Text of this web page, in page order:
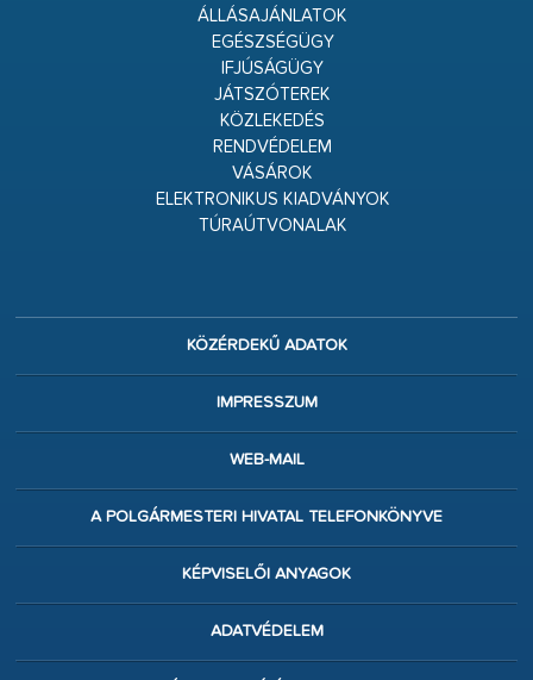
ÁLLÁSAJÁNLATOK
EGÉSZSÉGÜGY
IFJÚSÁGÜGY
JÁTSZÓTEREK
KÖZLEKEDÉS
RENDVÉDELEM
VÁSÁROK
ELEKTRONIKUS KIADVÁNYOK
TÚRAÚTVONALAK
KÖZÉRDEKŰ ADATOK
IMPRESSZUM
WEB-MAIL
A POLGÁRMESTERI HIVATAL TELEFONKÖNYVE
KÉPVISELŐI ANYAGOK
ADATVÉDELEM